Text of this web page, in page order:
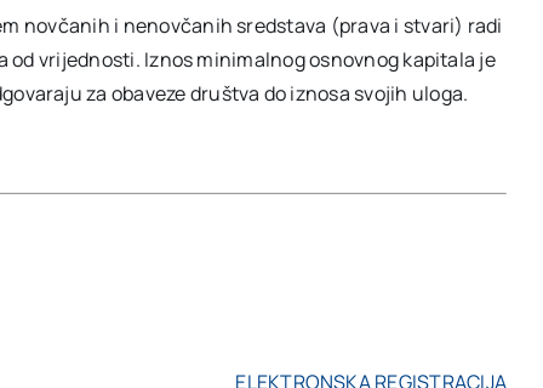
novčanih i nenovčanih sredstava (prava i stvari) radi
vrijednosti. Iznos minimalnog osnovnog kapitala je
za obaveze društva do iznosa svojih uloga.
ELEKTRONSKA REGISTRACIJA